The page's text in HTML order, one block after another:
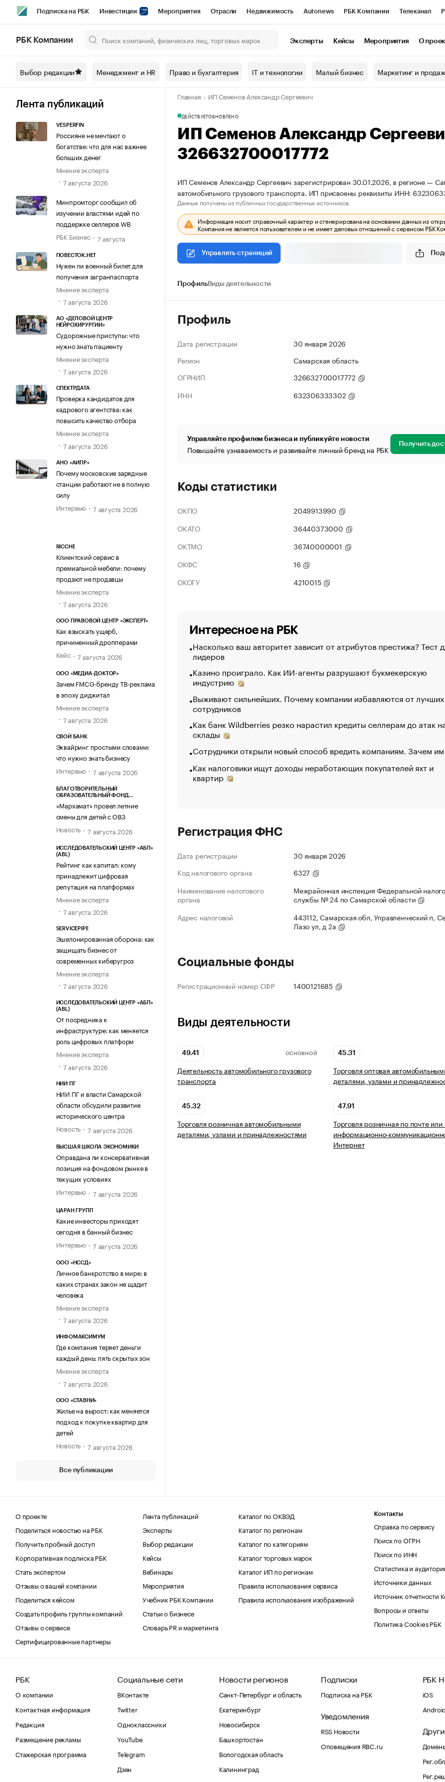
Подписка на РБК Инвестиции Мероприятия Отрасли Недвижимость Autonews РБК Компании Телеканал
Спецпроекты СПб Конференции СПб Спецпроекты Проверка контрагентов
Технологии и медиа Рынок наличной валюты
РБК Компании Эксперты Кейсы Мероприятия О
Выбор редакции Менеджмент и HR Право и бухгалтерия IT и технологии Малый бизнес Маркетинг и
Лента публикаций
VESPERFIN
Россияне не мечтают о
богатстве: что для нас важнее
больших денег
Мнение эксперта
7 августа 2026
Минпромторг сообщил об
изучении властями идей по
поддержке селлеров WB
РБК Бизнес
7 августа
ПОВЕСТОК.НЕТ
Нужен ли военный билет для
получения загранпаспорта
Мнение эксперта
7 августа 2026
АО «ДЕЛОВОЙ ЦЕНТР
НЕЙРОХИРУРГИИ»
Судорожные приступы: что
нужно знать пациенту
Мнение эксперта
7 августа 2026
СПЕКТРДАТА
Проверка кандидатов для
кадрового агентства: как
повысить качество отбора
Мнение эксперта
7 августа 2026
АНО «АИПР»
Почему московские зарядные
станции работают не в полную
силу
Интервью
7 августа 2026
RICCHE
Клиентский сервис в
премиальной мебели: почему
продают не продавцы
Мнение эксперта
7 августа 2026
ООО ПРАВОВОЙ ЦЕНТР «ЭКСПЕРТ»
Как взыскать ущерб,
причиненный дропперами
Кейс
7 августа 2026
ООО «МЕДИА-ДОКТОР»
Зачем FMCG-бренду ТВ-реклама
в эпоху диджитал
Мнение эксперта
7 августа 2026
СВОЙ БАНК
Эквайринг простыми словами:
что нужно знать бизнесу
Интервью
7 августа 2026
БЛАГОТВОРИТЕЛЬНЫЙ
ОБРАЗОВАТЕЛЬНЫЙ ФОНД
«Мархамат» провел летние
смены для детей с ОВЗ
Новость
7 августа 2026
ИССЛЕДОВАТЕЛЬСКИЙ ЦЕНТР «АБП»
(ABL)
Рейтинг как капитал: кому
принадлежит цифровая
репутация на платформах
Мнение эксперта
7 августа 2026
SERVICEPIPE
Эшелонированная оборона: как
защищать бизнес от
современных киберугроз
Мнение эксперта
7 августа 2026
ИССЛЕДОВАТЕЛЬСКИЙ ЦЕНТР «АБП»
(ABL)
От посредника к
инфраструктуре: как меняется
роль цифровых платформ
Мнение эксперта
7 августа 2026
НИИ ПГ
НИИ ПГ и власти Самарской
области обсудили развитие
исторического центра
Новость
7 августа 2026
ВЫСШАЯ ШКОЛА ЭКОНОМИКИ
Оправдана ли консервативная
позиция на фондовом рынке в
текущих условиях
Интервью
7 августа 2026
ЦАРАН ГРУПП
Какие инвесторы приходят
сегодня в банный бизнес
Интервью
7 августа 2026
ООО «НССД»
Личное банкротство в мире: в
каких странах закон не щадит
человека
Мнение эксперта
7 августа 2026
ИНФОМАКСИМУМ
Где компания теряет деньги
каждый день: пять скрытых зон
Мнение эксперта
7 августа 2026
ООО «СТАВНИ»
Жилье на вырост: как меняется
подход к покупке квартир для
детей
Новость
7 августа 2026
Все публикации
Главная ИП Семенов Александр Сергеевич
ДЕЙСТВУЕТОБНОВЛЕНО
ИП Семенов Александр
326632700017772
ИП Семенов Александр Сергеевич зарегистрирован 30.01.2026, в регионе —
автомобильного грузового транспорта. ИП присвоены реквизиты ИНН:
Данные получены из публичных государственных источников.
Информация носит справочный характер и сгенерирована на основании данных из
Компания не является пользователем и не имеет деловых отношений с сервисом РБК
Управлять страницей
ПрофильВиды деятельности
Профиль
Дата регистрации
30 января 2026
Регион
Самарская область
ОГРНИП
326632700017772
ИНН
632306333302
Управляйте профилем бизнеса и публикуйте новости
Повышайте узнаваемость и развивайте личный бренд на РБК Получить
Коды статистики
ОКПО
2049913990
ОКАТО
36440373000
ОКТМО
36740000001
ОКФС
16
ОКОГУ
4210015
Интересное на РБК
Насколько ваш авторитет зависит от атрибутов престижа? Тест
лидеров
Казино проиграло. Как ИИ-агенты разрушают букмекерскую
индустрию
Выживают сильнейших. Почему компании избавляются от лучших
сотрудников
Как банк Wildberries резко нарастил кредиты селлерам до атак
склады
Сотрудники открыли новый способ вредить компаниям. Зачем
Как налоговики ищут доходы неработающих покупателей яхт и
квартир
Регистрация ФНС
Дата регистрации
30 января 2026
Код налогового органа
6327
Наименование налогового
органа
Межрайонная инспекция Федеральной
службы № 24 по Самарской области
Адрес налоговой
443112, Самарская обл, Управленческий п,
Лазо ул, д 2а
Социальные фонды
Регистрационный номер СФР 1400121685
Виды деятельности
49.41 ОСНОВНОЙ
Деятельность автомобильного грузового
транспорта
45.31
Торговля оптовая
деталями, узлами и
45.32
Торговля розничная автомобильными
деталями, узлами и принадлежностями
47.91
Торговля розничная по почте или
информационно-
Интернет
О проекте
Поделиться новостью на РБК
Получить пробный доступ
Корпоративная подписка РБК
Стать экспертом
Отзывы о вашей компании
Поделиться кейсом
Создать профиль группы компаний
Отзывы о сервисе
Сертифицированные партнеры
Лента публикаций
Эксперты
Выбор редакции
Кейсы
Вебинары
Мероприятия
Учебник РБК Компании
Статьи о бизнесе
Словарь PR и маркетинга
Каталог по ОКВЭД
Каталог по регионам
Каталог по категориям
Каталог торговых марок
Каталог ИП по регионам
Правила использования сервиса
Правила использования изображений
Контакты
Справка по сервису
Поиск по ОГРН
Поиск по ИНН
Статистика и
Источники данных
Источник отчетности
Вопросы и ответы
Политика Cookies РБК
РБК
О компании
Контактная информация
Редакция
Размещение рекламы
Стажерская программа
Социальные сети
ВКонтакте
Twitter
Одноклассники
YouTube
Telegram
Дзен
Новости регионов
Санкт-Петербург и область
Екатеринбург
Новосибирск
Башкортостан
Вологодская область
Калининград
Подписки
Подписка на РБК
Уведомления
RSS Новости
Оповещения RBC.ru
РБК
iOS